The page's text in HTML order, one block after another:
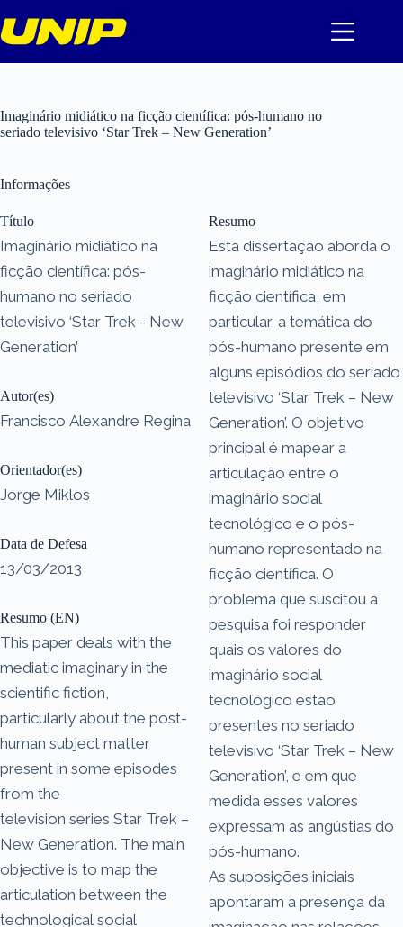
para
o
Imaginário midiático na ficção científica: pós-humano no
seriado televisivo ‘Star Trek – New Generation’
Informações
Título
Imaginário midiático na
ficção científica: pós-
humano no seriado
televisivo ‘Star Trek - New
Generation’
Autor(es)
Francisco Alexandre Regina
Orientador(es)
Jorge Miklos
Data de Defesa
13/03/2013
Resumo (EN)
This paper deals with the
mediatic imaginary in the
scientific fiction,
particularly about the post-
human subject matter
present in some episodes
from the
television series Star Trek –
New Generation. The main
objective is to map the
articulation between the
technological social
Resumo
Esta dissertação aborda o
imaginário midiático na
ficção científica, em
particular, a temática do
pós-humano presente em
alguns episódios do seriado
televisivo ‘Star Trek – New
Generation’. O objetivo
principal é mapear a
articulação entre o
imaginário social
tecnológico e o pós-
humano representado na
ficção científica. O
problema que suscitou a
pesquisa foi responder
quais os valores do
imaginário social
tecnológico estão
presentes no seriado
televisivo ‘Star Trek – New
Generation’, e em que
medida esses valores
expressam as angústias do
pós-humano.
As suposições iniciais
apontaram a presença da